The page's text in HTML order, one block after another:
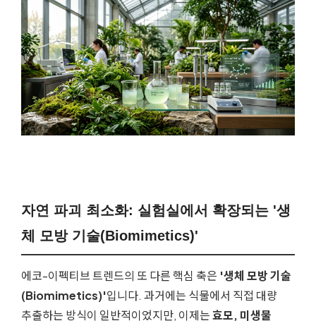
자연 파괴 최소화: 실험실에서 확장되는 '생
체 모방 기술(Biomimetics)'
에코-이펙티브 트렌드의 또 다른 핵심 축은 '생체 모방 기술
(Biomimetics)'입니다. 과거에는 식물에서 직접 대량
추출하는 방식이 일반적이었지만, 이제는효모, 미생물